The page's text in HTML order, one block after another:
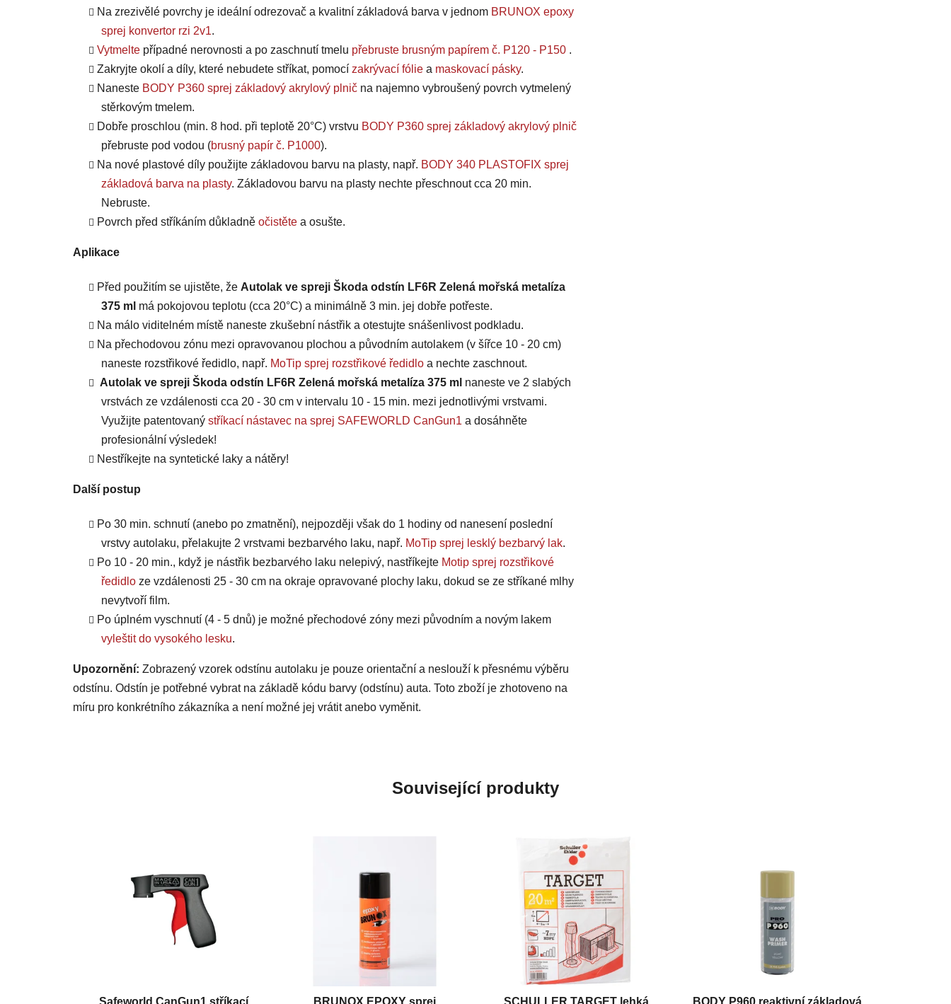
Na zrezivělé povrchy je ideální odrezovač a kvalitní základová barva v jednom BRUNOX epoxy
sprej konvertor rzi 2v1.
Vytmelte případné nerovnosti a po zaschnutí tmelu přebruste brusným papírem č. P120 - P150 .
Zakryjte okolí a díly, které nebudete stříkat, pomocí zakrývací fólie a maskovací pásky.
Naneste BODY P360 sprej základový akrylový plnič na najemno vybroušený povrch vytmelený
stěrkovým tmelem.
Dobře proschlou (min. 8 hod. při teplotě 20°C) vrstvu BODY P360 sprej základový akrylový plnič
přebruste pod vodou (brusný papír č. P1000).
Na nové plastové díly použijte základovou barvu na plasty, např. BODY 340 PLASTOFIX sprej
základová barva na plasty. Základovou barvu na plasty nechte přeschnout cca 20 min.
Nebruste.
Povrch před stříkáním důkladně očistěte a osušte.
Aplikace
Před použitím se ujistěte, že Autolak ve spreji Škoda odstín LF6R Zelená mořská metalíza
375 ml má pokojovou teplotu (cca 20°C) a minimálně 3 min. jej dobře potřeste.
Na málo viditelném místě naneste zkušební nástřik a otestujte snášenlivost podkladu.
Na přechodovou zónu mezi opravovanou plochou a původním autolakem (v šířce 10 - 20 cm)
naneste rozstřikové ředidlo, např. MoTip sprej rozstřikové ředidlo a nechte zaschnout.
Autolak ve spreji Škoda odstín LF6R Zelená mořská metalíza 375 ml naneste ve 2 slabých
vrstvách ze vzdálenosti cca 20 - 30 cm v intervalu 10 - 15 min. mezi jednotlivými vrstvami.
Využijte patentovaný stříkací nástavec na sprej SAFEWORLD CanGun1 a dosáhněte
profesionální výsledek!
Nestříkejte na syntetické laky a nátěry!
Další postup
Po 30 min. schnutí (anebo po zmatnění), nejpozději však do 1 hodiny od nanesení poslední
vrstvy autolaku, přelakujte 2 vrstvami bezbarvého laku, např. MoTip sprej lesklý bezbarvý lak.
Po 10 - 20 min., když je nástřik bezbarvého laku nelepivý, nastříkejte Motip sprej rozstřikové
ředidlo ze vzdálenosti 25 - 30 cm na okraje opravované plochy laku, dokud se ze stříkané mlhy
nevytvoří film.
Po úplném vyschnutí (4 - 5 dnů) je možné přechodové zóny mezi původním a novým lakem
vyleštit do vysokého lesku.
Upozornění: Zobrazený vzorek odstínu autolaku je pouze orientační a neslouží k přesnému výběru
odstínu. Odstín je potřebné vybrat na základě kódu barvy (odstínu) auta. Toto zboží je zhotoveno na
míru pro konkrétního zákazníka a není možné jej vrátit anebo vyměnit.
Související produkty